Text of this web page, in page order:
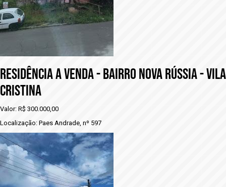
Residência a venda - BAIRRO NOVA RÚSSIA - VILA
CRISTINA
Valor: R$ 300.000,00
Localização: Paes Andrade, nº 597